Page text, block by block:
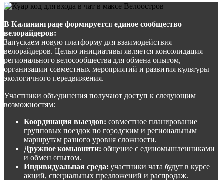
В Калининграде формируется единое сообщество
велорайдеров:
Запускаем новую платформу для взаимодействия
велорайдеров. Целью инициативы является консолидация
регионального велосообщества для обмена опытом,
организации совместных мероприятий и развития культуры
экологичного передвижения.
Участники объединения получают доступ к следующим
возможностям:
Координация выездов: совместное планирование
групповых поездок по городским и региональным
маршрутам разного уровня сложности.
Дружное комьюнити: общение с единомышленниками
и обмен опытом.
Индивидуальная среда: участники чата будут в курсе
акций, специальных предложений и распродаж.